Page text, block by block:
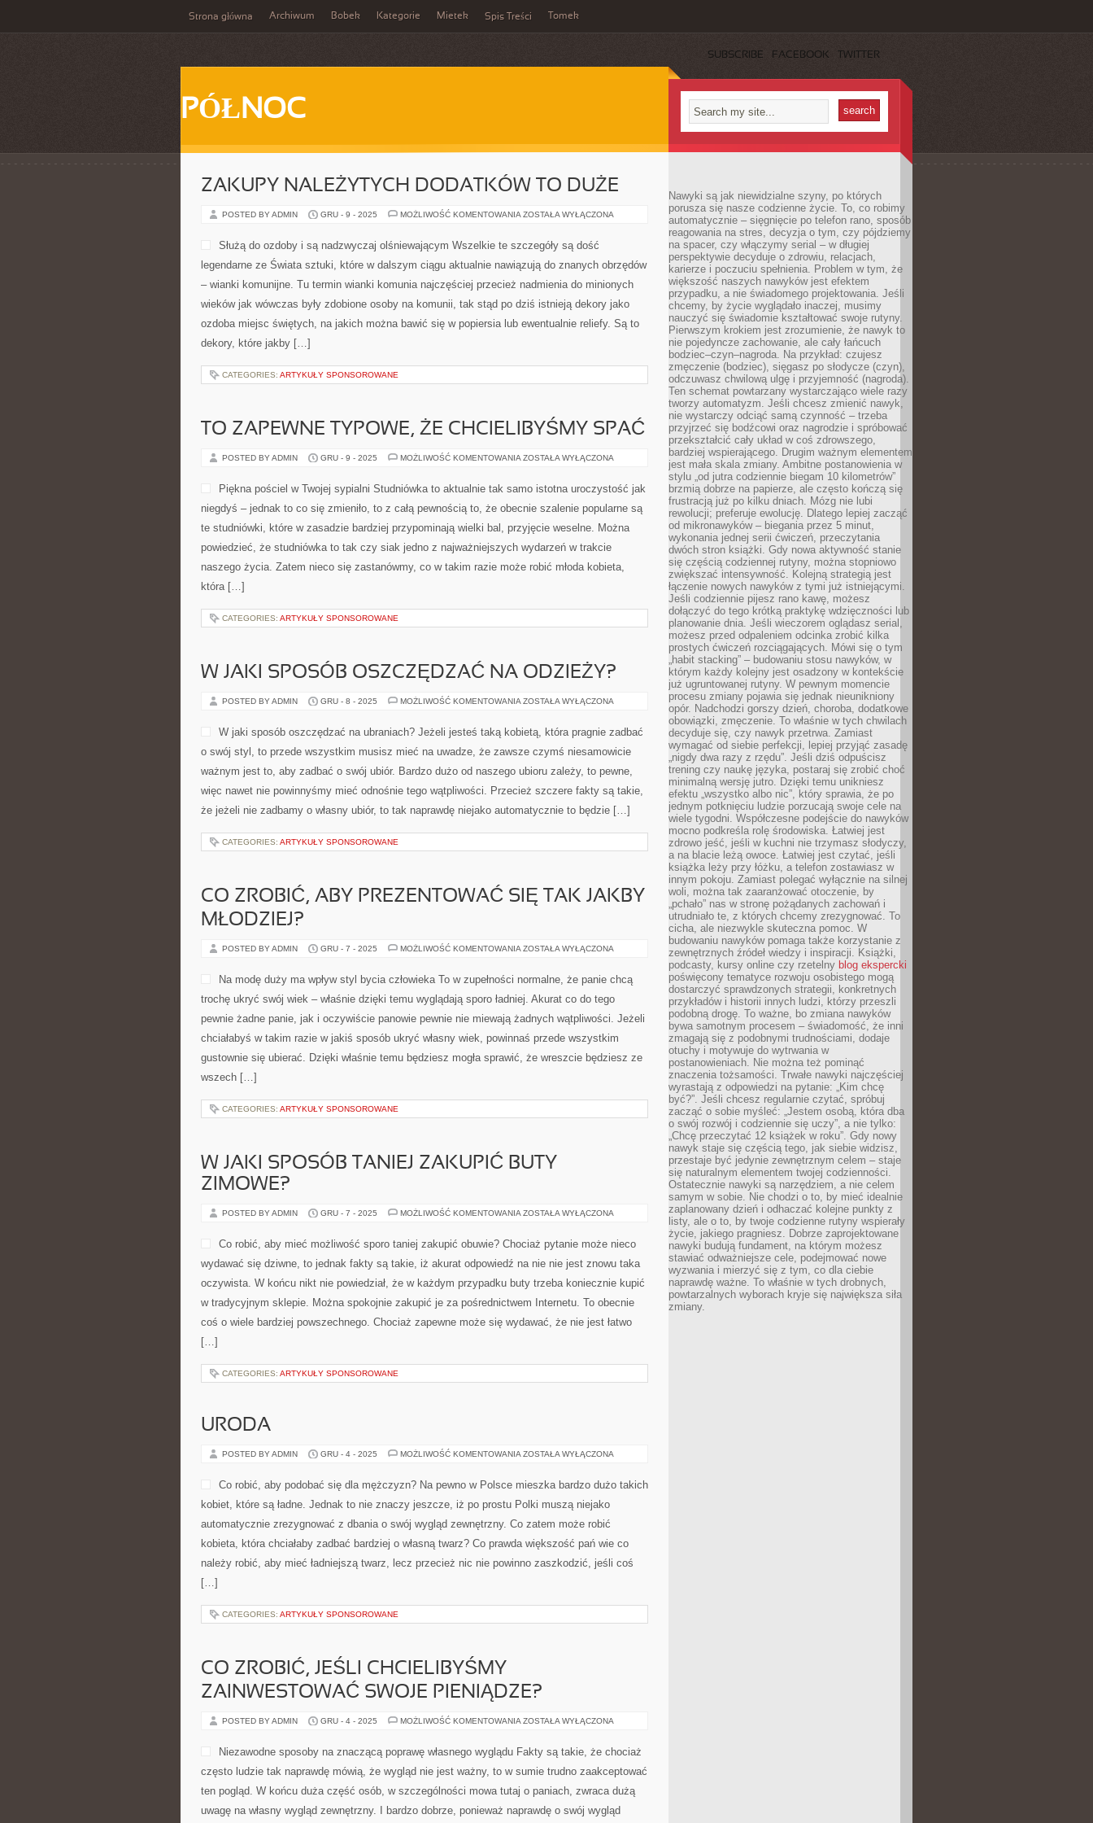
Strona główna Archiwum Bobek Kategorie Mietek Spis Treści Tomek
SUBSCRIBE FACEBOOK TWITTER
PÓŁNOC
ZAKUPY NALEŻYTYCH DODATKÓW TO DUŻE
POSTED BY ADMIN GRU - 9 - 2025 MOŻLIWOŚĆ KOMENTOWANIA ZAKUPY
DUŻE
ZOSTAŁA WYŁĄCZONA
Służą do ozdoby i są nadzwyczaj olśniewającym Wszelkie te szczegóły są dość
legendarne ze Świata sztuki, które w dalszym ciągu aktualnie nawiązują do znanych obrzędów
– wianki komunijne. Tu termin wianki komunia najczęściej przecież nadmienia do minionych
wieków jak wówczas były zdobione osoby na komunii, tak stąd po dziś istnieją dekory jako
ozdoba miejsc świętych, na jakich można bawić się w popiersia lub ewentualnie reliefy. Są to
dekory, które jakby […]
CATEGORIES: ARTYKUŁY SPONSOROWANE
TO ZAPEWNE TYPOWE, ŻE CHCIELIBYŚMY SPAĆ
POSTED BY ADMIN GRU - 9 - 2025 MOŻLIWOŚĆ KOMENTOWANIA TO
CHCIELIBYŚMY
ZOSTAŁA WYŁĄCZONA
Piękna pościel w Twojej sypialni Studniówka to aktualnie tak samo istotna uroczystość jak
niegdyś – jednak to co się zmieniło, to z całą pewnością to, że obecnie szalenie popularne są
te studniówki, które w zasadzie bardziej przypominają wielki bal, przyjęcie weselne. Można
powiedzieć, że studniówka to tak czy siak jedno z najważniejszych wydarzeń w trakcie
naszego życia. Zatem nieco się zastanówmy, co w takim razie może robić młoda kobieta,
która […]
CATEGORIES: ARTYKUŁY SPONSOROWANE
W JAKI SPOSÓB OSZCZĘDZAĆ NA ODZIEŻY?
POSTED BY ADMIN GRU - 8 - 2025 MOŻLIWOŚĆ KOMENTOWANIA W
OSZCZĘDZAĆ
NA
ZOSTAŁA WYŁĄCZONA
W jaki sposób oszczędzać na ubraniach? Jeżeli jesteś taką kobietą, która pragnie zadbać
o swój styl, to przede wszystkim musisz mieć na uwadze, że zawsze czymś niesamowicie
ważnym jest to, aby zadbać o swój ubiór. Bardzo dużo od naszego ubioru zależy, to pewne,
więc nawet nie powinnyśmy mieć odnośnie tego wątpliwości. Przecież szczere fakty są takie,
że jeżeli nie zadbamy o własny ubiór, to tak naprawdę niejako automatycznie to będzie […]
CATEGORIES: ARTYKUŁY SPONSOROWANE
CO ZROBIĆ, ABY PREZENTOWAĆ SIĘ TAK JAKBY
MŁODZIEJ?
POSTED BY ADMIN GRU - 7 - 2025 MOŻLIWOŚĆ KOMENTOWANIA CO
PREZENTOWAĆ
SIĘ
JAKBY
ZOSTAŁA WYŁĄCZONA
Na modę duży ma wpływ styl bycia człowieka To w zupełności normalne, że panie chcą
trochę ukryć swój wiek – właśnie dzięki temu wyglądają sporo ładniej. Akurat co do tego
pewnie żadne panie, jak i oczywiście panowie pewnie nie miewają żadnych wątpliwości. Jeżeli
chciałabyś w takim razie w jakiś sposób ukryć własny wiek, powinnaś przede wszystkim
gustownie się ubierać. Dzięki właśnie temu będziesz mogła sprawić, że wreszcie będziesz ze
wszech […]
CATEGORIES: ARTYKUŁY SPONSOROWANE
W JAKI SPOSÓB TANIEJ ZAKUPIĆ BUTY
ZIMOWE?
POSTED BY ADMIN GRU - 7 - 2025 MOŻLIWOŚĆ KOMENTOWANIA W
TANIEJ
ZAKUPIĆ
ZIMOWE?
ZOSTAŁA WYŁĄCZONA
Co robić, aby mieć możliwość sporo taniej zakupić obuwie? Chociaż pytanie może nieco
wydawać się dziwne, to jednak fakty są takie, iż akurat odpowiedź na nie nie jest znowu taka
oczywista. W końcu nikt nie powiedział, że w każdym przypadku buty trzeba koniecznie kupić
w tradycyjnym sklepie. Można spokojnie zakupić je za pośrednictwem Internetu. To obecnie
coś o wiele bardziej powszechnego. Chociaż zapewne może się wydawać, że nie jest łatwo
[…]
CATEGORIES: ARTYKUŁY SPONSOROWANE
URODA
POSTED BY ADMIN GRU - 4 - 2025 MOŻLIWOŚĆ KOMENTOWANIA URODA
ZOSTAŁA WYŁĄCZONA
Co robić, aby podobać się dla mężczyzn? Na pewno w Polsce mieszka bardzo dużo takich
kobiet, które są ładne. Jednak to nie znaczy jeszcze, iż po prostu Polki muszą niejako
automatycznie zrezygnować z dbania o swój wygląd zewnętrzny. Co zatem może robić
kobieta, która chciałaby zadbać bardziej o własną twarz? Co prawda większość pań wie co
należy robić, aby mieć ładniejszą twarz, lecz przecież nic nie powinno zaszkodzić, jeśli coś
[…]
CATEGORIES: ARTYKUŁY SPONSOROWANE
CO ZROBIĆ, JEŚLI CHCIELIBYŚMY
ZAINWESTOWAĆ SWOJE PIENIĄDZE?
POSTED BY ADMIN GRU - 4 - 2025 MOŻLIWOŚĆ KOMENTOWANIA CO
CHCIELIBYŚMY
ZAINWESTOWAĆ
PIENIĄDZE?
ZOSTAŁA WYŁĄCZONA
Niezawodne sposoby na znaczącą poprawę własnego wyglądu Fakty są takie, że chociaż
często ludzie tak naprawdę mówią, że wygląd nie jest ważny, to w sumie trudno zaakceptować
ten pogląd. W końcu duża część osób, w szczególności mowa tutaj o paniach, zwraca dużą
uwagę na własny wygląd zewnętrzny. I bardzo dobrze, ponieważ naprawdę o swój wygląd
Nawyki są jak niewidzialne szyny, po których
porusza się nasze codzienne życie. To, co robimy
automatycznie – sięgnięcie po telefon rano, sposób
reagowania na stres, decyzja o tym, czy pójdziemy
na spacer, czy włączymy serial – w długiej
perspektywie decyduje o zdrowiu, relacjach,
karierze i poczuciu spełnienia. Problem w tym, że
większość naszych nawyków jest efektem
przypadku, a nie świadomego projektowania. Jeśli
chcemy, by życie wyglądało inaczej, musimy
nauczyć się świadomie kształtować swoje rutyny.
Pierwszym krokiem jest zrozumienie, że nawyk to
nie pojedyncze zachowanie, ale cały łańcuch
bodziec–czyn–nagroda. Na przykład: czujesz
zmęczenie (bodziec), sięgasz po słodycze (czyn),
odczuwasz chwilową ulgę i przyjemność (nagroda).
Ten schemat powtarzany wystarczająco wiele razy
tworzy automatyzm. Jeśli chcesz zmienić nawyk,
nie wystarczy odciąć samą czynność – trzeba
przyjrzeć się bodźcowi oraz nagrodzie i spróbować
przekształcić cały układ w coś zdrowszego,
bardziej wspierającego. Drugim ważnym elementem
jest mała skala zmiany. Ambitne postanowienia w
stylu „od jutra codziennie biegam 10 kilometrów”
brzmią dobrze na papierze, ale często kończą się
frustracją już po kilku dniach. Mózg nie lubi
rewolucji; preferuje ewolucję. Dlatego lepiej zacząć
od mikronawyków – biegania przez 5 minut,
wykonania jednej serii ćwiczeń, przeczytania
dwóch stron książki. Gdy nowa aktywność stanie
się częścią codziennej rutyny, można stopniowo
zwiększać intensywność. Kolejną strategią jest
łączenie nowych nawyków z tymi już istniejącymi.
Jeśli codziennie pijesz rano kawę, możesz
dołączyć do tego krótką praktykę wdzięczności lub
planowanie dnia. Jeśli wieczorem oglądasz serial,
możesz przed odpaleniem odcinka zrobić kilka
prostych ćwiczeń rozciągających. Mówi się o tym
„habit stacking” – budowaniu stosu nawyków, w
którym każdy kolejny jest osadzony w kontekście
już ugruntowanej rutyny. W pewnym momencie
procesu zmiany pojawia się jednak nieunikniony
opór. Nadchodzi gorszy dzień, choroba, dodatkowe
obowiązki, zmęczenie. To właśnie w tych chwilach
decyduje się, czy nawyk przetrwa. Zamiast
wymagać od siebie perfekcji, lepiej przyjąć zasadę
„nigdy dwa razy z rzędu”. Jeśli dziś odpuścisz
trening czy naukę języka, postaraj się zrobić choć
minimalną wersję jutro. Dzięki temu unikniesz
efektu „wszystko albo nic”, który sprawia, że po
jednym potknięciu ludzie porzucają swoje cele na
wiele tygodni. Współczesne podejście do nawyków
mocno podkreśla rolę środowiska. Łatwiej jest
zdrowo jeść, jeśli w kuchni nie trzymasz słodyczy,
a na blacie leżą owoce. Łatwiej jest czytać, jeśli
książka leży przy łóżku, a telefon zostawiasz w
innym pokoju. Zamiast polegać wyłącznie na silnej
woli, można tak zaaranżować otoczenie, by
„pchało” nas w stronę pożądanych zachowań i
utrudniało te, z których chcemy zrezygnować. To
cicha, ale niezwykle skuteczna pomoc. W
budowaniu nawyków pomaga także korzystanie z
zewnętrznych źródeł wiedzy i inspiracji. Książki,
podcasty, kursy online czy rzetelny blog ekspercki
poświęcony tematyce rozwoju osobistego mogą
dostarczyć sprawdzonych strategii, konkretnych
przykładów i historii innych ludzi, którzy przeszli
podobną drogę. To ważne, bo zmiana nawyków
bywa samotnym procesem – świadomość, że inni
zmagają się z podobnymi trudnościami, dodaje
otuchy i motywuje do wytrwania w
postanowieniach. Nie można też pominąć
znaczenia tożsamości. Trwałe nawyki najczęściej
wyrastają z odpowiedzi na pytanie: „Kim chcę
być?”. Jeśli chcesz regularnie czytać, spróbuj
zacząć o sobie myśleć: „Jestem osobą, która dba
o swój rozwój i codziennie się uczy”, a nie tylko:
„Chcę przeczytać 12 książek w roku”. Gdy nowy
nawyk staje się częścią tego, jak siebie widzisz,
przestaje być jedynie zewnętrznym celem – staje
się naturalnym elementem twojej codzienności.
Ostatecznie nawyki są narzędziem, a nie celem
samym w sobie. Nie chodzi o to, by mieć idealnie
zaplanowany dzień i odhaczać kolejne punkty z
listy, ale o to, by twoje codzienne rutyny wspierały
życie, jakiego pragniesz. Dobrze zaprojektowane
nawyki budują fundament, na którym możesz
stawiać odważniejsze cele, podejmować nowe
wyzwania i mierzyć się z tym, co dla ciebie
naprawdę ważne. To właśnie w tych drobnych,
powtarzalnych wyborach kryje się największa siła
zmiany.